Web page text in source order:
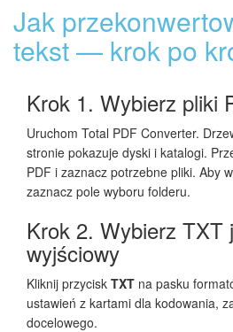
Jak
tekst — krok po
Krok 1. Wybierz pliki
Uruchom Total PDF Converter.
stronie pokazuje dyski i katalogi.
PDF i zaznacz potrzebne pliki. Aby
zaznacz pole wyboru folderu.
Krok 2. Wybierz TXT
wyjściowy
Kliknij przycisk TXT na pasku
ustawień z kartami dla kodowania,
docelowego.